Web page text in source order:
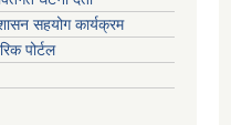
सहयोग कार्यक्रम
पोर्टल